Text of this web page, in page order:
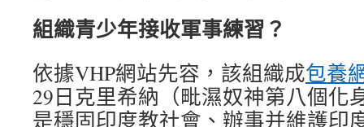
組織青少年接收軍事練習？
依據VHP網站先容，該組織成包養
29日克里希納（毗濕奴神第八個化
是穩固印度教社會、辦事并維護印